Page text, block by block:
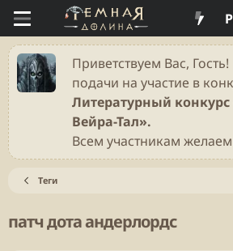
Приветствуем Вас,
подачи на участие в
Литературный конкурс
Вейра-Тал».
Всем участникам
Теги
патч дота андерлордс